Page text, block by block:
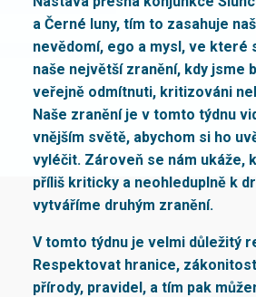
a Černé luny, tím to zasahuje
nevědomí, ego a mysl, ve které
naše největší zranění, kdy jsme
veřejně odmítnuti, kritizováni
Naše zranění je v tomto týdnu
vnějším světě, abychom si ho
vyléčit. Zároveň se nám ukáže,
příliš kriticky a neohleduplně k
vytváříme druhým zranění.
V tomto týdnu je velmi důležitý
Respektovat hranice,
přírody, pravidel, a tím pak